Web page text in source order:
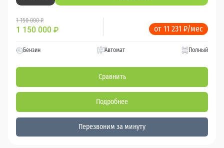
1 150 000 ₽
1 150 000 ₽ от 11 231 ₽/мес
Бензин Автомат Полный
Сравнить
Подробнее
Перезвоним за минуту